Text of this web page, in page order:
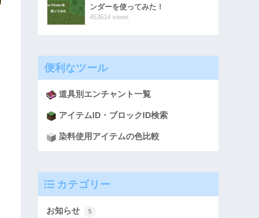
ンダーを使ってみた！
453614 views
便利なツール
道具別エンチャント一覧
アイテムID・ブロックID検索
染料使用アイテムの色比較
カテゴリー
お知らせ 5